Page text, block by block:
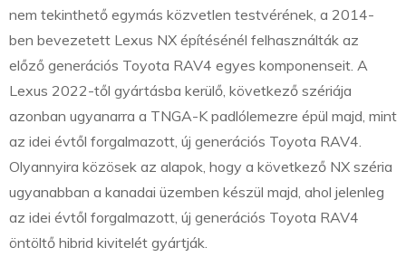
nem tekinthető egymás közvetlen testvérének, a 2014-
ben bevezetett Lexus NX építésénél felhasználták az
előző generációs Toyota RAV4 egyes komponenseit. A
Lexus 2022-től gyártásba kerülő, következő szériája
azonban ugyanarra a TNGA-K padlólemezre épül majd, mint
az idei évtől forgalmazott, új generációs Toyota RAV4.
Olyannyira közösek az alapok, hogy a következő NX széria
ugyanabban a kanadai üzemben készül majd, ahol jelenleg
az idei évtől forgalmazott, új generációs Toyota RAV4
öntöltő hibrid kivitelét gyártják.